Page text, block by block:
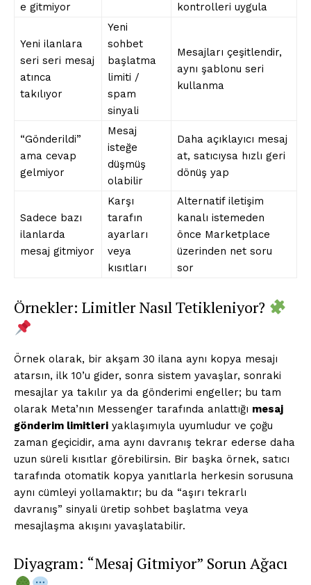
e gitmiyor
kontrolleri uygula
Yeni ilanlara
seri seri mesaj
atınca
takılıyor
Yeni
sohbet
başlatma
limiti /
spam
sinyali
Mesajları çeşitlendir,
aynı şablonu seri
kullanma
“Gönderildi”
ama cevap
gelmiyor
Mesaj
isteğe
düşmüş
olabilir
Daha açıklayıcı mesaj
at, satıcıysa hızlı geri
dönüş yap
Sadece bazı
ilanlarda
mesaj gitmiyor
Karşı
tarafın
ayarları
veya
kısıtları
Alternatif iletişim
kanalı istemeden
önce Marketplace
üzerinden net soru
sor
Örnekler: Limitler Nasıl Tetikleniyor?
Örnek olarak, bir akşam 30 ilana aynı kopya mesajı
atarsın, ilk 10’u gider, sonra sistem yavaşlar, sonraki
mesajlar ya takılır ya da gönderimi engeller; bu tam
olarak Meta’nın Messenger tarafında anlattığı mesaj
gönderim limitleri yaklaşımıyla uyumludur ve çoğu
zaman geçicidir, ama aynı davranış tekrar ederse daha
uzun süreli kısıtlar görebilirsin. Bir başka örnek, satıcı
tarafında otomatik kopya yanıtlarla herkesin sorusuna
aynı cümleyi yollamaktır; bu da “aşırı tekrarlı
davranış” sinyali üretip sohbet başlatma veya
mesajlaşma akışını yavaşlatabilir.
Diyagram: “Mesaj Gitmiyor” Sorun Ağacı